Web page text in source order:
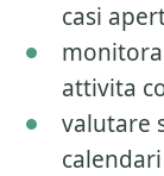
casi
attivita
valutare